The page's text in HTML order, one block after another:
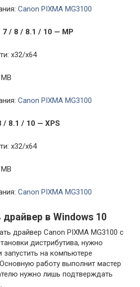
Canon PIXMA MG3100
7 / 8 / 8.1 / 10 — MP
x32/x64
Canon PIXMA MG3100
/ 8.1 / 10 — XPS
x32/x64
Canon PIXMA MG3100
драйвер в Windows 10
драйвер Canon PIXMA MG3100 с
дистрибутива, нужно
запустить на компьютере
работу выполнит мастер
нужно лишь подтверждать